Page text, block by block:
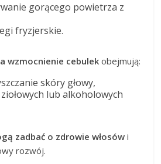
gorącego powietrza z
fryzjerskie.
wzmocnienie cebulek obejmują:
skóry głowy,
lub alkoholowych
zadbać o zdrowie włosów i
rozwój.